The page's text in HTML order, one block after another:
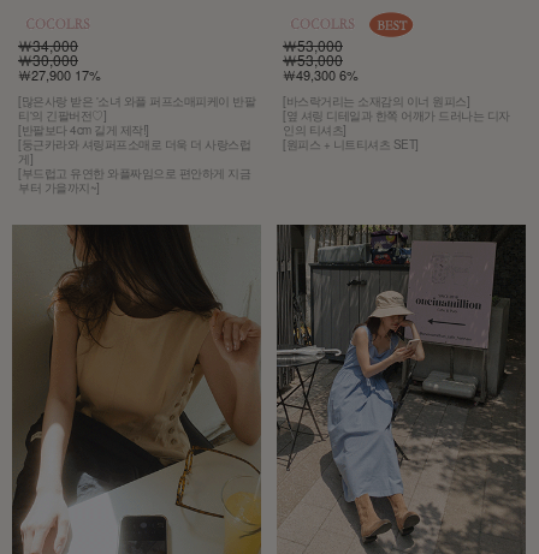
￦34,000
￦30,000
￦27,900 17%
[많은사랑 받은 '소녀 와플 퍼프소매피케이 반팔
티'의 긴팔버전♡]
[반팔보다 4cm 길게 제작!]
[둥근카라와 셔링퍼프소매로 더욱 더 사랑스럽
게]
[부드럽고 유연한 와플짜임으로 편안하게 지금
부터 가을까지~]
￦53,000
￦53,000
￦49,300 6%
[바스락거리는 소재감의 이너 원피스]
[옆 셔링 디테일과 한쪽 어깨가 드러나는 디자
인의 티셔츠]
[원피스 + 니트티셔츠 SET]